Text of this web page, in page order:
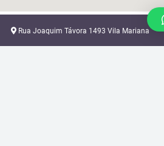
Rua Joaquim Távora 1493 Vila Mariana